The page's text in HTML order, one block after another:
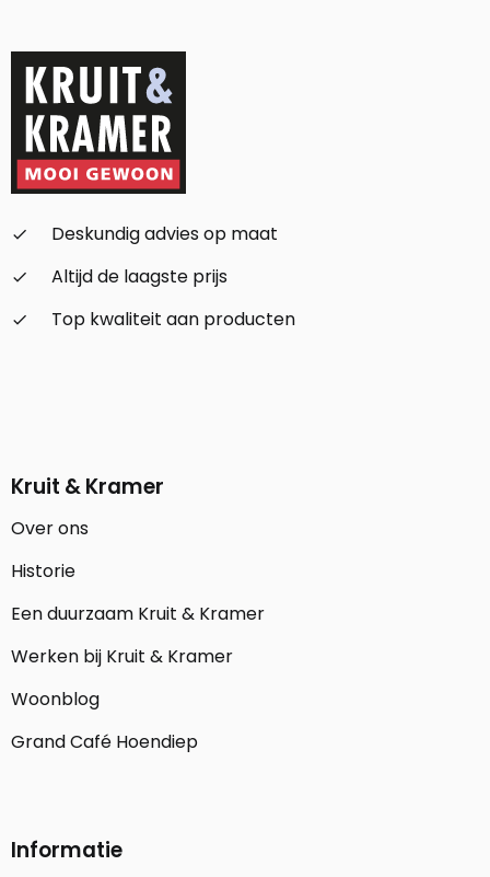
check_small
Deskundig advies op maat
check_small
Altijd de laagste prijs
check_small
Top kwaliteit aan producten
Kruit & Kramer
Over ons
Historie
Een duurzaam Kruit & Kramer
Werken bij Kruit & Kramer
Woonblog
Grand Café Hoendiep
Informatie